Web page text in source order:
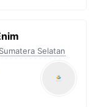
Sumatera Selatan